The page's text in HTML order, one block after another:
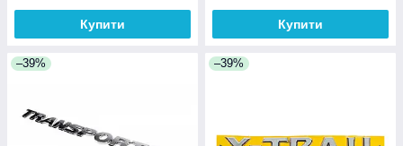
Купити Купити
–39% –39%